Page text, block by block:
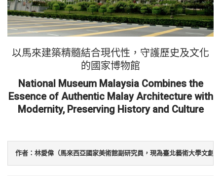
以馬來建築精髓結合現代性，守護歷史及文化
的國家博物館
National Museum Malaysia Combines the
Essence of Authentic Malay Architecture with
Modernity, Preserving History and Culture